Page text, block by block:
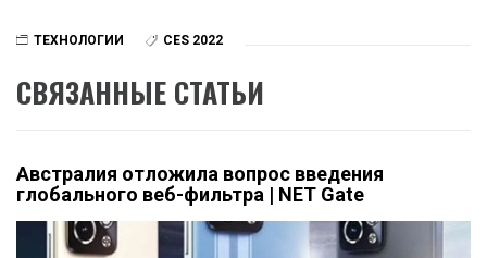
ТЕХНОЛОГИИ CES 2022
СВЯЗАННЫЕ СТАТЬИ
Австралия отложила вопрос введения
глобального веб-фильтра | NET Gate